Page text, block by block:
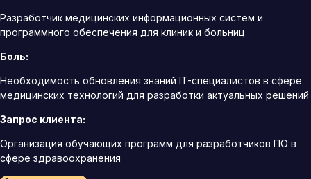
Разработчик медицинских информационных систем и
программного обеспечения для клиник и больниц
Боль:
Необходимость обновления знаний IT-специалистов в сфере
медицинских технологий для разработки актуальных решений
Запрос клиента:
Организация обучающих программ для разработчиков ПО в
сфере здравоохранения